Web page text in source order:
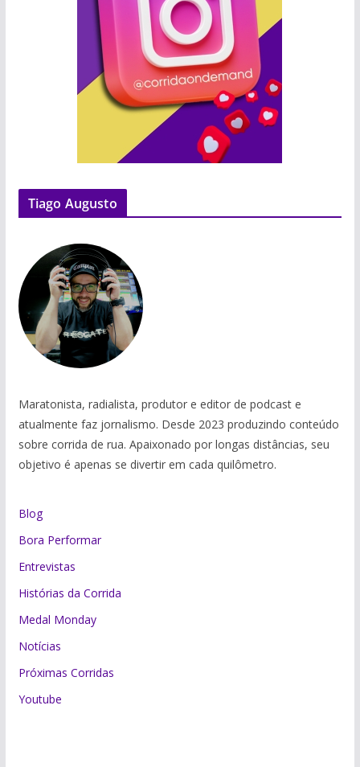
Tiago Augusto
Maratonista, radialista, produtor e editor de podcast e
atualmente faz jornalismo. Desde 2023 produzindo conteúdo
sobre corrida de rua. Apaixonado por longas distâncias, seu
objetivo é apenas se divertir em cada quilômetro.
Blog
Bora Performar
Entrevistas
Histórias da Corrida
Medal Monday
Notícias
Próximas Corridas
Youtube